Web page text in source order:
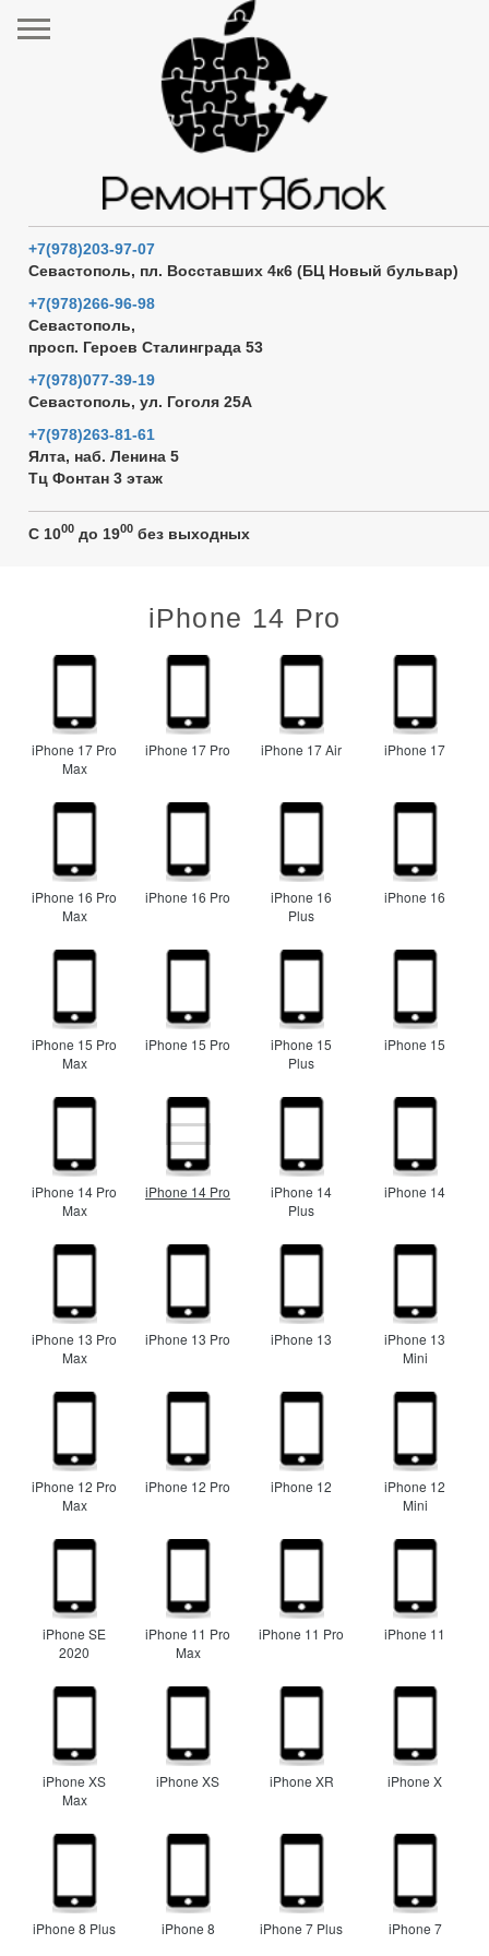
+7(978)203-97-07
Севастополь, пл. Восставших 4к6 (БЦ Новый бульвар)
+7(978)266-96-98
Севастополь,
просп. Героев Сталинграда 53
+7(978)077-39-19
Севастополь, ул. Гоголя 25А
+7(978)263-81-61
Ялта, наб. Ленина 5
Тц Фонтан 3 этаж
C 1000 до 1900 без выходных
iPhone 14 Pro
iPhone 17 Pro
Max
iPhone 17 Pro iPhone 17 Air iPhone 17
iPhone 16 Pro
Max
iPhone 16 Pro
iPhone 16
Plus
iPhone 16
iPhone 15 Pro
Max
iPhone 15 Pro
iPhone 15
Plus
iPhone 15
iPhone 14 Pro
Max
iPhone 14 Pro
iPhone 14
Plus
iPhone 14
iPhone 13 Pro
Max
iPhone 13 Pro iPhone 13
iPhone 13
Mini
iPhone 12 Pro
Max
iPhone 12 Pro iPhone 12
iPhone 12
Mini
iPhone SE
2020
iPhone 11 Pro
Max
iPhone 11 Pro iPhone 11
iPhone XS
Max
iPhone XS iPhone XR iPhone X
iPhone 8 Plus iPhone 8 iPhone 7 Plus iPhone 7